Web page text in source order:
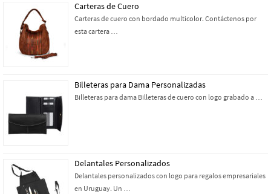
Carteras de Cuero
Carteras de cuero con bordado multicolor. Contáctenos por
esta cartera …
Billeteras para Dama Personalizadas
Billeteras para dama Billeteras de cuero con logo grabado a …
Delantales Personalizados
Delantales personalizados con logo para regalos empresariales
en Uruguay. Un …